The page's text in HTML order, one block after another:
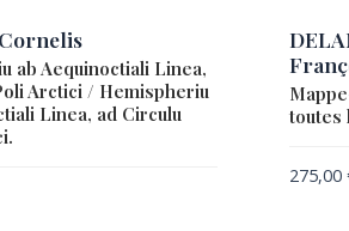
ab Aequinoctiali Linea,
Arctici / Hemispheriu
Linea, ad Circulu
toutes
275,00